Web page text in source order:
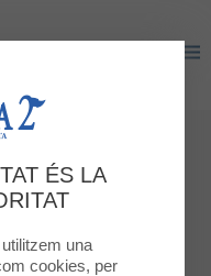
ÉS LA
una
cookies, per